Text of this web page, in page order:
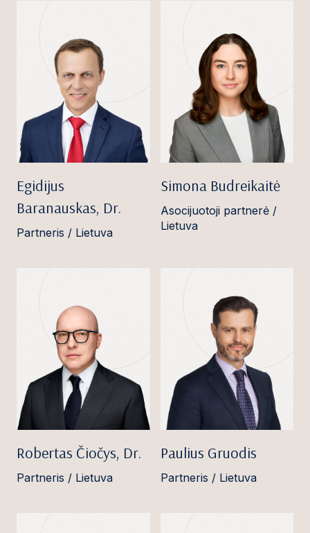
Egidijus
Baranauskas, Dr.
Partneris / Lietuva
Simona Budreikaitė
Asocijuotoji partnerė /
Lietuva
Robertas Čiočys, Dr.
Partneris / Lietuva
Paulius Gruodis
Partneris / Lietuva